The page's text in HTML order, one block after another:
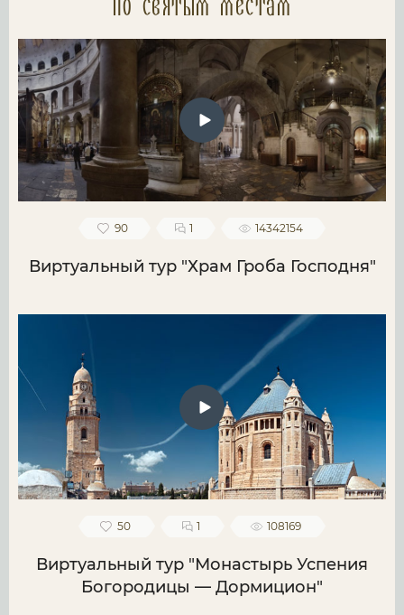
по святым местам
90 1 14342154
Виртуальный тур "Храм Гроба Господня"
50 1 108169
Виртуальный тур "Монастырь Успения
Богородицы — Дормицион"